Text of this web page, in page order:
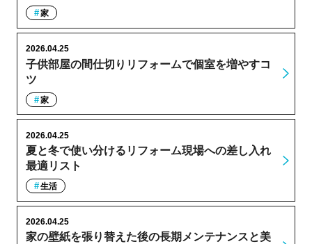
家
子供部屋の間仕切りリフォームで個室を増やすコ
ツ
2026.04.25
家
夏と冬で使い分けるリフォーム現場への差し入れ
最適リスト
2026.04.25
生活
家の壁紙を張り替えた後の長期メンテナンスと美
2026.04.25